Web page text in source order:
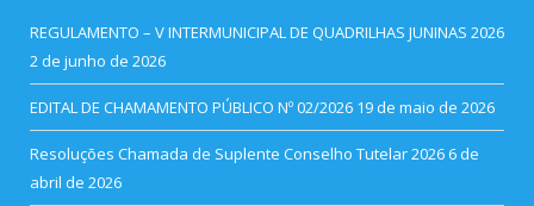
REGULAMENTO – V INTERMUNICIPAL DE QUADRILHAS JUNINAS 2026
2 de junho de 2026
EDITAL DE CHAMAMENTO PÚBLICO Nº 02/2026 19 de maio de 2026
Resoluções Chamada de Suplente Conselho Tutelar 2026 6 de
abril de 2026